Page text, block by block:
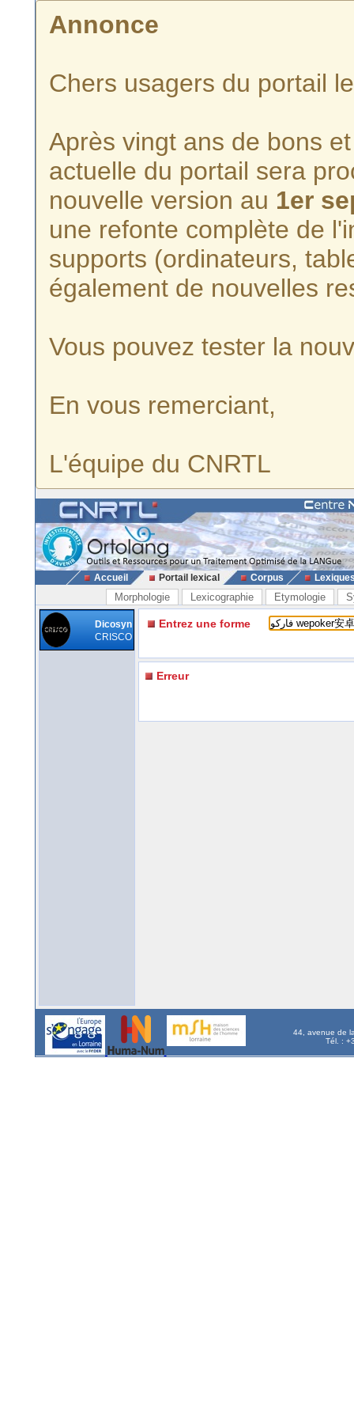
Annonce
Chers usagers du portail
Après vingt ans de bons
actuelle du portail sera
nouvelle version au 1er
une refonte complète de
supports (ordinateurs,
également de nouvelles
Vous pouvez tester la
En vous remerciant,
L'équipe du CNRTL
Accueil Portail lexical Corpus
Morphologie Lexicographie Etymologie
Dicosyn
CRISCO
Entrez une forme
Erreur
44, avenue de
Tél. :